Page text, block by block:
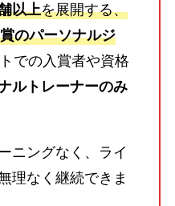
以上を展開する、
のパーソナルジ
での入賞者や資格
ルトレーナーのみ
ニングなく、ライ
理なく継続できま